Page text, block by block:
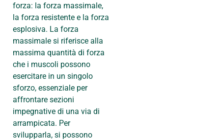
forza: la forza massimale,
la forza resistente e la forza
esplosiva. La forza
massimale si riferisce alla
massima quantità di forza
che i muscoli possono
esercitare in un singolo
sforzo, essenziale per
affrontare sezioni
impegnative di una via di
arrampicata. Per
svilupparla, si possono